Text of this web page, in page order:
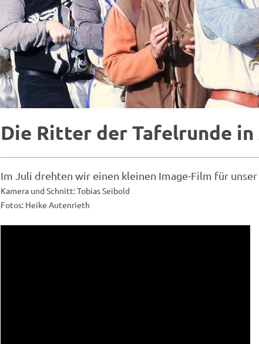
Die Ritter der Tafelrunde in
Im Juli drehten wir einen kleinen Image-Film für unser
Kamera und Schnitt: Tobias Seibold
Fotos: Heike Autenrieth